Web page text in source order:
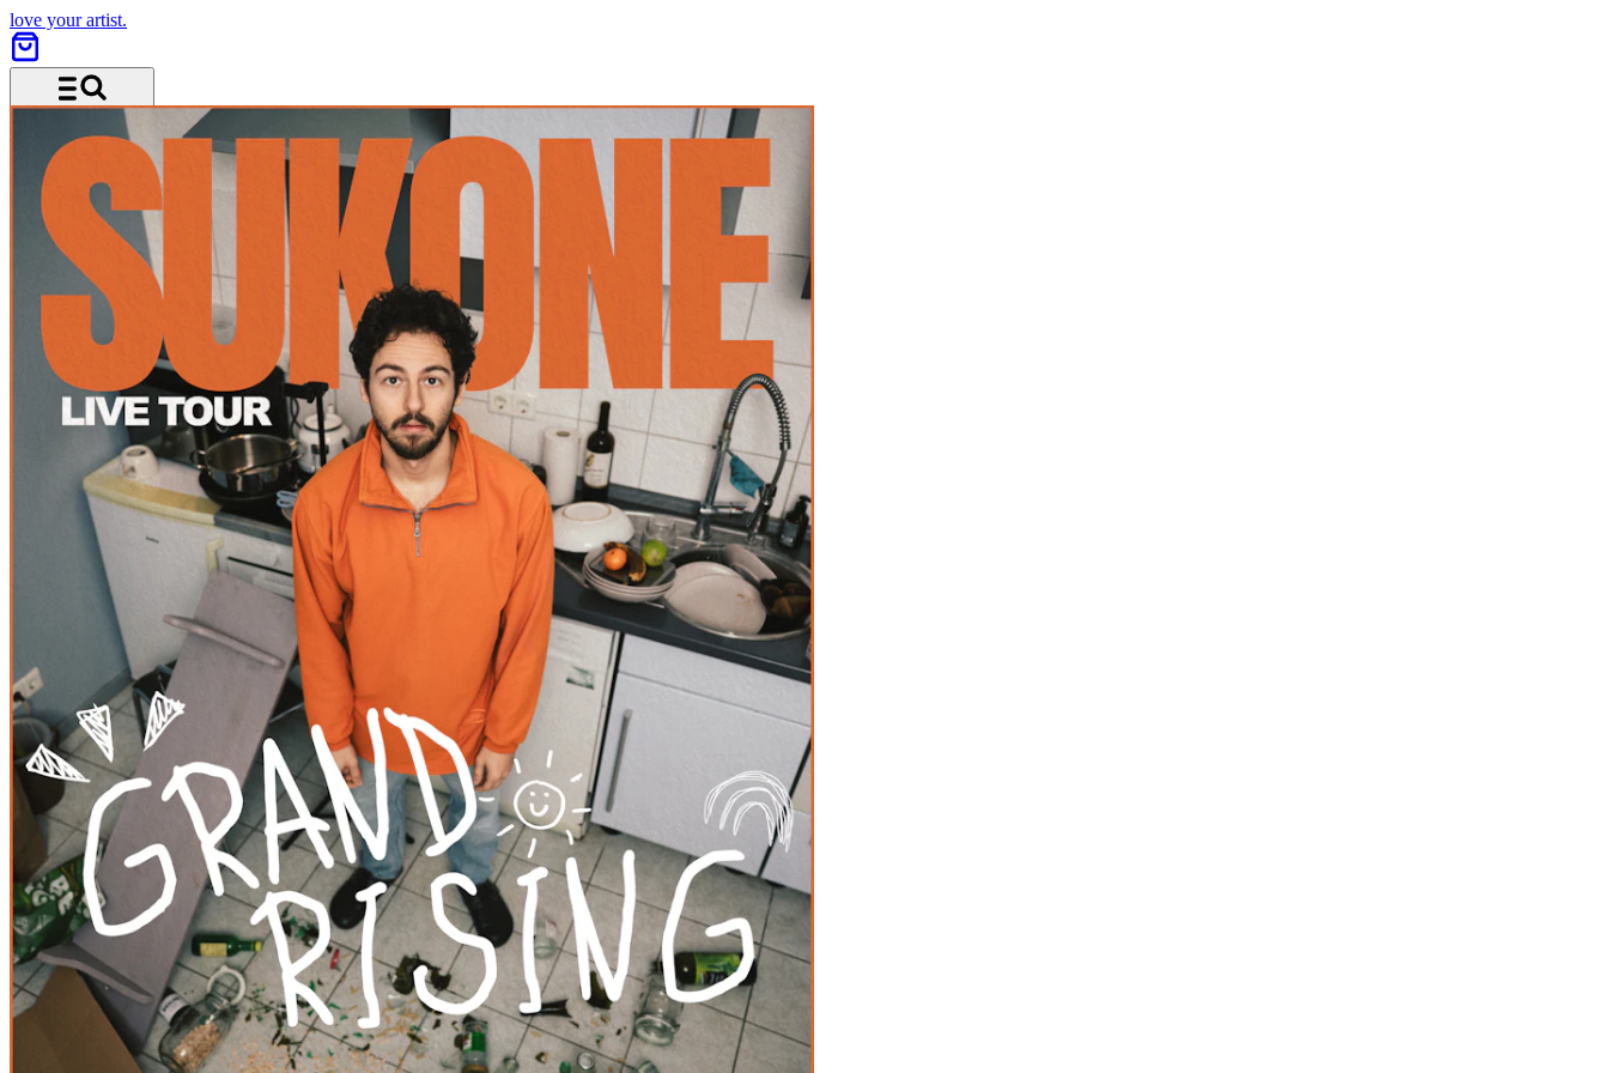
love your artist.
Menü und Suche